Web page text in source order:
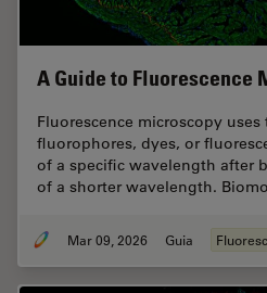
A Guide to Fluorescence
Fluorescence microscopy
fluorophores, dyes, or
of a specific wavelength after
of a shorter wavelength.
Mar 09, 2026 Guia